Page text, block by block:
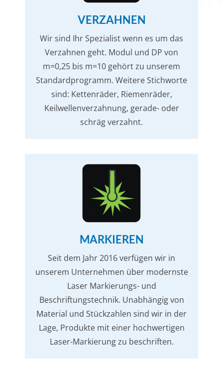
VERZAHNEN
Wir sind Ihr Spezialist wenn es um das
Verzahnen geht. Modul und DP von
m=0,25 bis m=10 gehört zu unserem
Standardprogramm. Weitere Stichworte
sind: Kettenräder, Riemenräder,
Keilwellenverzahnung, gerade- oder
schräg verzahnt.
MARKIEREN
Seit dem Jahr 2016 verfügen wir in
unserem Unternehmen über modernste
Laser Markierungs- und
Beschriftungstechnik. Unabhängig von
Material und Stückzahlen sind wir in der
Lage, Produkte mit einer hochwertigen
Laser-Markierung zu beschriften.